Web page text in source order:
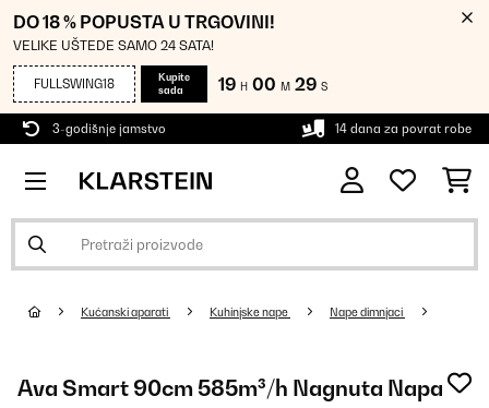
DO 18 % POPUSTA U TRGOVINI!
VELIKE UŠTEDE SAMO 24 SATA!
FULLSWING18
Kupite
sada
19 H 00 M 28 S
3-godišnje jamstvo 14 dana za povrat robe
Kućanski aparati Kuhinjske nape Nape dimnjaci
Ava Smart 90cm 585m³/h Nagnuta Napa